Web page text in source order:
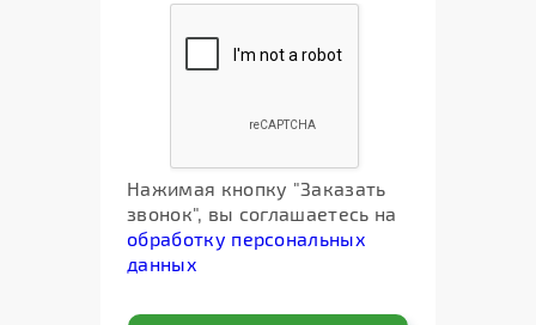
Нажимая кнопку "Заказать
звонок", вы соглашаетесь на
обработку персональных
данных